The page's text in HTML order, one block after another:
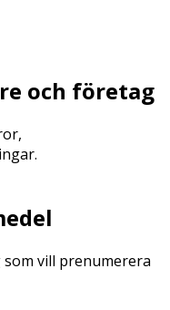
och företag
vill prenumerera